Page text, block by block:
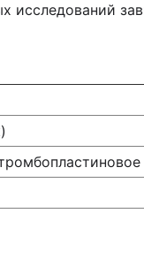
исследований